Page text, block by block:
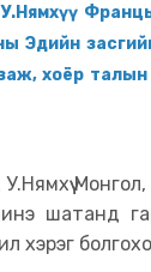
Эдийн
хоёр
шатанд